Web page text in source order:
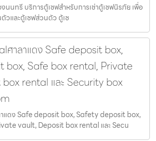
นนทรี บริการตู้เซฟสำหรับการเช่าตู้เซฟนิรภัย เพื่อ
วและตู้เซฟส่วนตัว ตู้เซ
ศาลาแดง Safe deposit box,
box, Safe box rental, Private
rental และ Security box
แดง Safe deposit box, Safety deposit box,
vault, Deposit box rental และ Secu